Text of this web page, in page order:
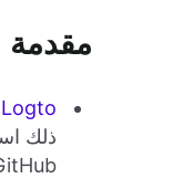
مقدمة
Logto